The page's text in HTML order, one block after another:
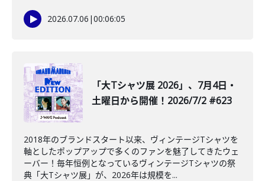
2026.07.06 |00:06:05
「大Tシャツ展 2026」、7月4日・
土曜日から開催！2026/7/2 #623
2018年のブランドスタート以来、ヴィンテージTシャツを
軸としたポップアップで多くのファンを魅了してきたウェ
ーバー！毎年恒例となっているヴィンテージTシャツの祭
典「大Tシャツ展」が、2026年は規模を...